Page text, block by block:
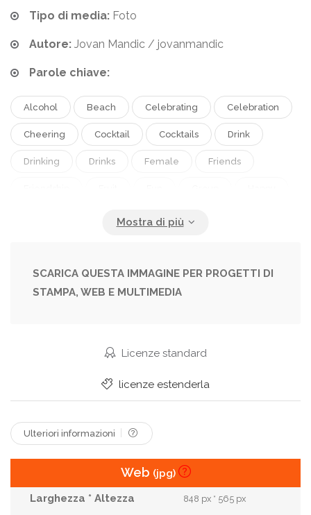
Tipo di media: Foto
Autore: Jovan Mandic / jovanmandic
Parole chiave:
Alcohol Beach Celebrating Celebration
Cheering Cocktail Cocktails Drink
Drinking Drinks Female Friends
Millennials Ocean Outdoors Party
People Pineapple Sea
Travel Trip Tropical
Weekend
Young Youth
SCARICA QUESTA IMMAGINE PER PROGETTI DI
STAMPA, WEB E MULTIMEDIA
Licenze standard
licenze estenderla
Ulteriori informazioni
Web (jpg)
848 px * 565 px